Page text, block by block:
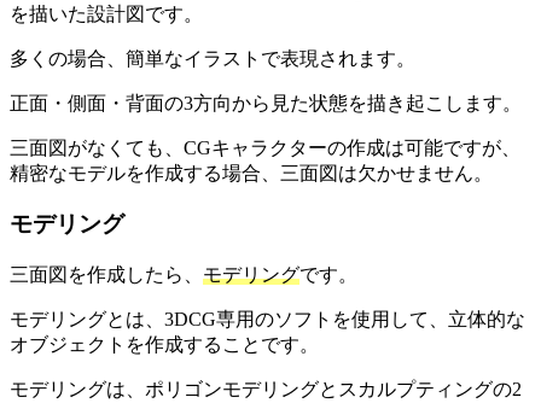
を描いた設計図です。
多くの場合、簡単なイラストで表現されます。
正面・側面・背面の3方向から見た状態を描き起こします。
三面図がなくても、CGキャラクターの作成は可能ですが、
精密なモデルを作成する場合、三面図は欠かせません。
モデリング
三面図を作成したら、 モデリングです。
モデリングとは、3DCG専用のソフトを使用して、立体的な
オブジェクトを作成することです。
モデリングは、ポリゴンモデリングとスカルプティングの2